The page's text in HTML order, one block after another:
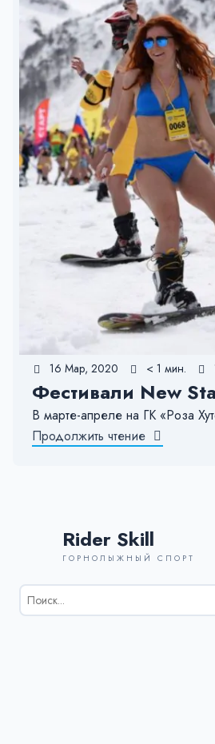
16 Мар, 2020 < 1 мин.
Фестивали New
В марте-апреле на ГК «Роза
Продолжить чтение
Rider Skill
ГОРНОЛЫЖНЫЙ СПОРТ
Результаты
поиска